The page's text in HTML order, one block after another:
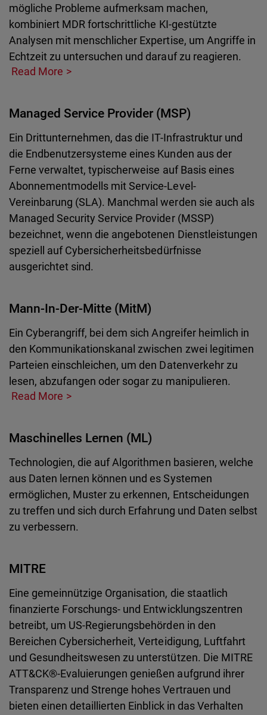
mögliche Probleme aufmerksam machen,
kombiniert MDR fortschrittliche KI-gestützte
Analysen mit menschlicher Expertise, um Angriffe in
Echtzeit zu untersuchen und darauf zu reagieren.
Read More
Managed Service Provider (MSP)
Ein Drittunternehmen, das die IT-Infrastruktur und
die Endbenutzersysteme eines Kunden aus der
Ferne verwaltet, typischerweise auf Basis eines
Abonnementmodells mit Service-Level-
Vereinbarung (SLA). Manchmal werden sie auch als
Managed Security Service Provider (MSSP)
bezeichnet, wenn die angebotenen Dienstleistungen
speziell auf Cybersicherheitsbedürfnisse
ausgerichtet sind.
Mann-In-Der-Mitte (MitM)
Ein Cyberangriff, bei dem sich Angreifer heimlich in
den Kommunikationskanal zwischen zwei legitimen
Parteien einschleichen, um den Datenverkehr zu
lesen, abzufangen oder sogar zu manipulieren.
Read More
Maschinelles Lernen (ML)
Technologien, die auf Algorithmen basieren, welche
aus Daten lernen können und es Systemen
ermöglichen, Muster zu erkennen, Entscheidungen
zu treffen und sich durch Erfahrung und Daten selbst
zu verbessern.
MITRE
Eine gemeinnützige Organisation, die staatlich
finanzierte Forschungs- und Entwicklungszentren
betreibt, um US-Regierungsbehörden in den
Bereichen Cybersicherheit, Verteidigung, Luftfahrt
und Gesundheitswesen zu unterstützen. Die MITRE
ATT&CK®-Evaluierungen genießen aufgrund ihrer
Transparenz und Strenge hohes Vertrauen und
bieten einen detaillierten Einblick in das Verhalten